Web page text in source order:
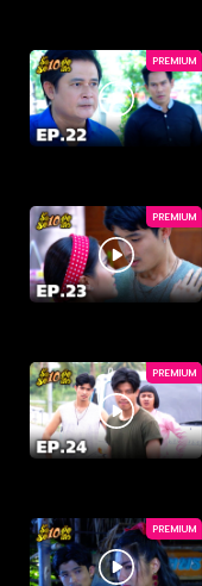
PREMIUM
PREMIUM
PREMIUM
PREMIUM